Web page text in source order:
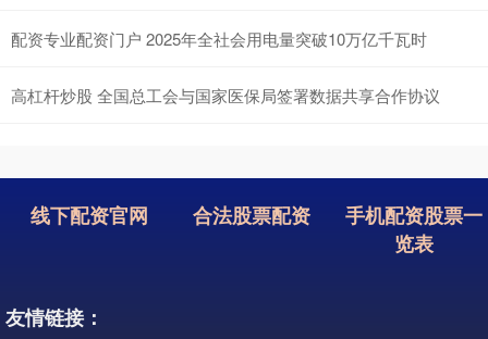
配资专业配资门户 2025年全社会用电量突破10万亿千瓦时
高杠杆炒股 全国总工会与国家医保局签署数据共享合作协议
线下配资官网 合法股票配资
手机配资股票一
览表
友情链接：